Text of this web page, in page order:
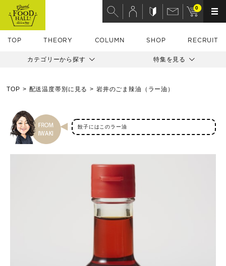
TOP THEORY COLUMN SHOP RECRUIT
0
カテゴリーから探す 特集を見る
TOP 配送温度帯別に見る 岩井のごま辣油（ラー油）
餃子にはこのラー油